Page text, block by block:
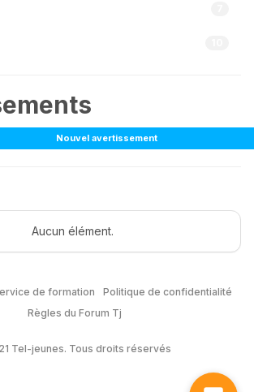
Nouvel avertissement
Aucun élément.
de formation
Politique de confidentialité
Règles du Forum Tj
Tel-jeunes. Tous droits réservés